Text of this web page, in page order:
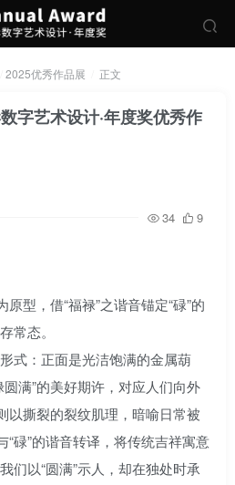
2025优秀作品展 正文
字艺术设计·年度奖优秀作
34 9
型，借“福禄”之谐音锚定“碌”的
态。
式：正面是光洁饱满的金属葫
满”的美好期许，对应人们向外
以撕裂的裂纹肌理，暗喻日常被
“碌”的谐音转译，将传统吉祥寓意
们以“圆满”示人，却在独处时承